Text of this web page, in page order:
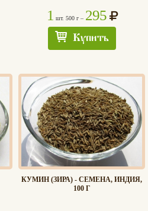
1 шт. 500 г – 295
Купить
КУМИН (ЗИРА) - СЕМЕНА, ИНДИЯ,
100 Г